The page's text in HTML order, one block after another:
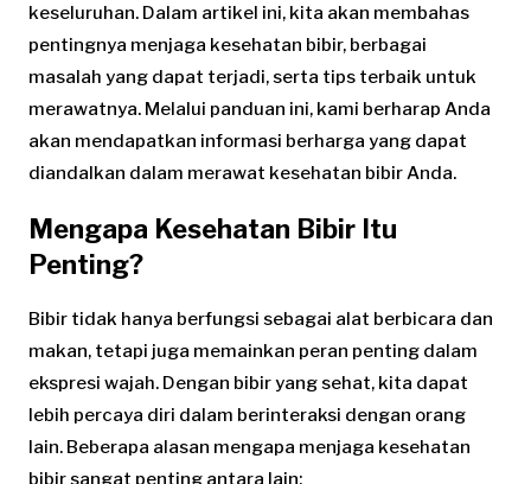
keseluruhan. Dalam artikel ini, kita akan membahas
pentingnya menjaga kesehatan bibir, berbagai
masalah yang dapat terjadi, serta tips terbaik untuk
merawatnya. Melalui panduan ini, kami berharap Anda
akan mendapatkan informasi berharga yang dapat
diandalkan dalam merawat kesehatan bibir Anda.
Mengapa Kesehatan Bibir Itu
Penting?
Bibir tidak hanya berfungsi sebagai alat berbicara dan
makan, tetapi juga memainkan peran penting dalam
ekspresi wajah. Dengan bibir yang sehat, kita dapat
lebih percaya diri dalam berinteraksi dengan orang
lain. Beberapa alasan mengapa menjaga kesehatan
bibir sangat penting antara lain: